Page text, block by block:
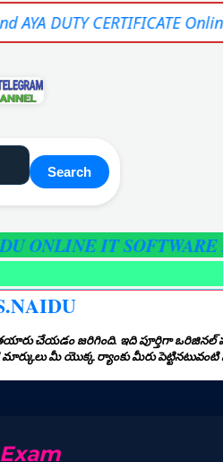
Online Programme
Search
IT SOFTWARE 2025-
తయారు చేయడం జరిగింది. ఇది పూర్తిగా ఒరిజినల్
మార్కులు మీ యొక్క ర్యాంకు మీరు